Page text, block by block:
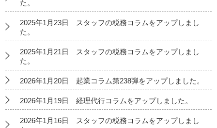
た。
2025年1月23日 スタッフの税務コラムをアップしまし
た。
2025年1月21日 スタッフの税務コラムをアップしまし
た。
2026年1月20日 起業コラム第238弾をアップしました。
2026年1月19日 経理代行コラムをアップしました。
2026年1月16日 スタッフの税務コラムをアップしまし